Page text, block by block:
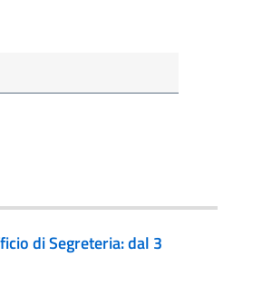
di Segreteria: dal 3